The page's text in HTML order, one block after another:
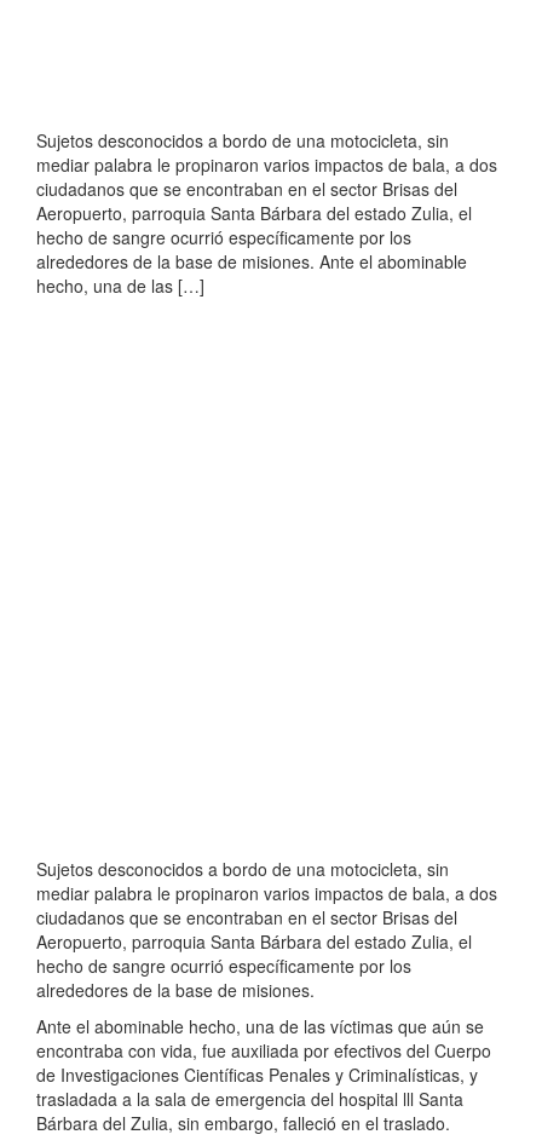
Sujetos desconocidos a bordo de una motocicleta, sin
mediar palabra le propinaron varios impactos de bala, a dos
ciudadanos que se encontraban en el sector Brisas del
Aeropuerto, parroquia Santa Bárbara del estado Zulia, el
hecho de sangre ocurrió específicamente por los
alrededores de la base de misiones. Ante el abominable
hecho, una de las […]
Sujetos desconocidos a bordo de una motocicleta, sin
mediar palabra le propinaron varios impactos de bala, a dos
ciudadanos que se encontraban en el sector Brisas del
Aeropuerto, parroquia Santa Bárbara del estado Zulia, el
hecho de sangre ocurrió específicamente por los
alrededores de la base de misiones.
Ante el abominable hecho, una de las víctimas que aún se
encontraba con vida, fue auxiliada por efectivos del Cuerpo
de Investigaciones Científicas Penales y Criminalísticas, y
trasladada a la sala de emergencia del hospital lll Santa
Bárbara del Zulia, sin embargo, falleció en el traslado.